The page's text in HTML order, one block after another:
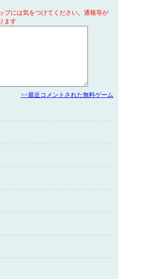
プには気をつけてください。通報等が
ます
>>最近コメントされた無料ゲーム